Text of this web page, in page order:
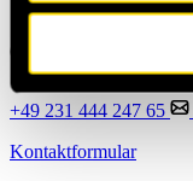
+49 231 444 247 65
Kontaktformular